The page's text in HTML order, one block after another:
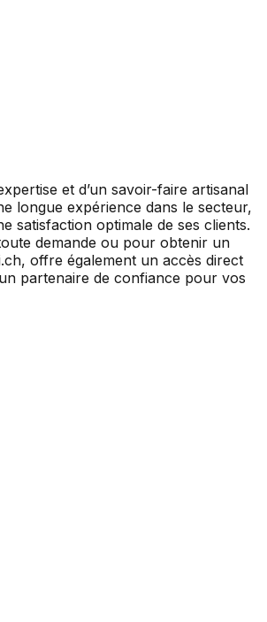
et d’un savoir-faire artisanal
longue expérience dans le secteur,
satisfaction optimale de ses clients.
demande ou pour obtenir un
offre également un accès direct
partenaire de confiance pour vos